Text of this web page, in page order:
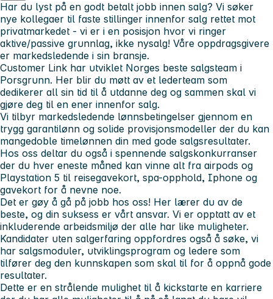
Har du lyst på en godt betalt jobb innen salg? Vi søker
nye kollegaer til faste stillinger innenfor salg rettet mot
privatmarkedet - vi er i en posisjon hvor vi ringer
aktive/passive grunnlag, ikke nysalg! Våre oppdragsgivere
er markedsledende i sin bransje.
Customer Link har utviklet Norges beste salgsteam i
Porsgrunn. Her blir du møtt av et lederteam som
dedikerer all sin tid til å utdanne deg og sammen skal vi
gjøre deg til en ener innenfor salg.
Vi tilbyr markedsledende lønnsbetingelser gjennom en
trygg garantilønn og solide provisjonsmodeller der du kan
mangedoble timelønnen din med gode salgsresultater.
Hos oss deltar du også i spennende salgskonkurranser
der du hver eneste måned kan vinne alt fra airpods og
Playstation 5 til reisegavekort, spa-opphold, Iphone og
gavekort for å nevne noe.
Det er gøy å gå på jobb hos oss! Her lærer du av de
beste, og din suksess er vårt ansvar. Vi er opptatt av et
inkluderende arbeidsmiljø der alle har like muligheter.
Kandidater uten salgerfaring oppfordres også å søke, vi
har salgsmoduler, utviklingsprogram og ledere som
tilfører deg den kunnskapen som skal til for å oppnå gode
resultater.
Dette er en strålende mulighet til å kickstarte en karriere